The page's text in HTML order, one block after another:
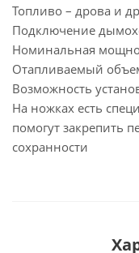
Топливо – дрова и
Подключение
Номинальная
Отапливаемый
Возможность
На ножках есть
помогут закрепить
сохранности